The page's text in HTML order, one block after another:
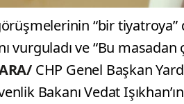
“bir
vurguladı ve “Bu
CHP Genel Başkan
Bakanı Vedat